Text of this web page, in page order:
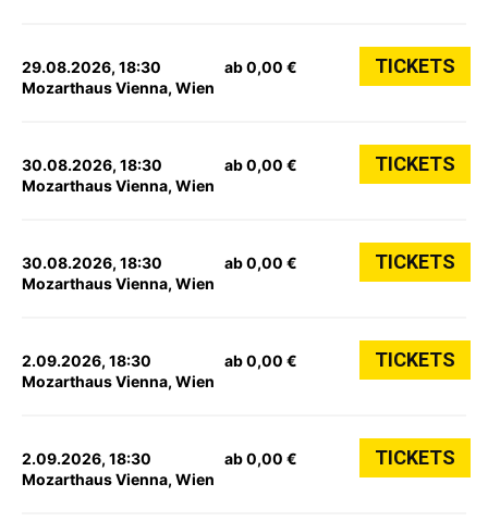
29.08.2026, 18:30
Mozarthaus Vienna, Wien
ab 0,00 € TICKETS
30.08.2026, 18:30
Mozarthaus Vienna, Wien
ab 0,00 € TICKETS
30.08.2026, 18:30
Mozarthaus Vienna, Wien
ab 0,00 € TICKETS
2.09.2026, 18:30
Mozarthaus Vienna, Wien
ab 0,00 € TICKETS
2.09.2026, 18:30
Mozarthaus Vienna, Wien
ab 0,00 € TICKETS